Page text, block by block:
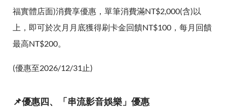
福實體店面)消費享優惠，單筆消費滿NT$2,000(含)以
上，即可於次月月底獲得刷卡金回饋NT$100，每月回饋
最高NT$200。
(優惠至2026/12/31止)
📌優惠四、「串流影音娛樂」優惠